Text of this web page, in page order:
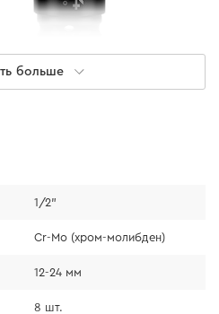
торцевых головок
устойчивость к
нагрузкам;
этому удалось достичь
к ударным усилиям на
больше
1/2"
Cr-Mo (хром-молибден)
12-24 мм
8 шт.